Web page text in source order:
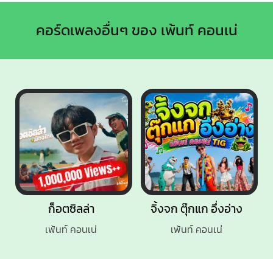
คอร์ดเพลงอื่นๆ ของ เพ้นท์ คอนเน่
ก็อตซิลล่า
เพ้นท์ คอนเน่
จิ้งจก ตุ๊กแก อึ่งอ่าง
เพ้นท์ คอนเน่